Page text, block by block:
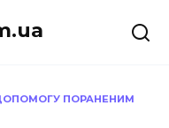
ПОРАНЕНИМ